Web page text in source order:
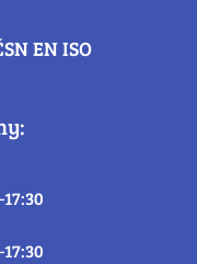
EN ISO